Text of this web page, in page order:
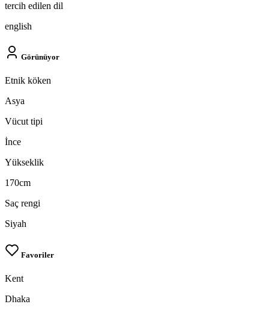
tercih edilen dil
english
Görünüyor
Etnik köken
Asya
Vücut tipi
İnce
Yükseklik
170cm
Saç rengi
Siyah
Favoriler
Kent
Dhaka